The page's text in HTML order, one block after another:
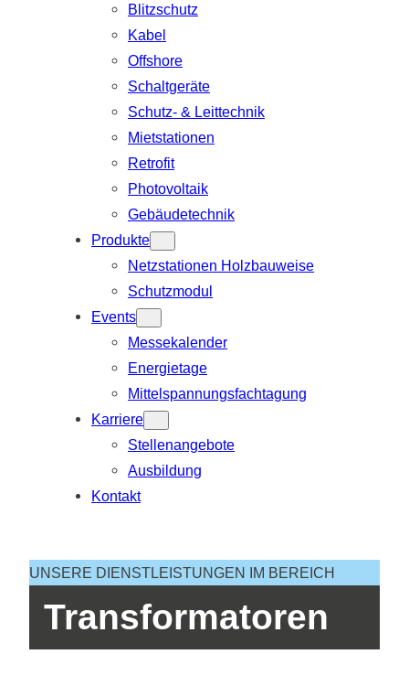
Blitzschutz
Kabel
Offshore
Schaltgeräte
Schutz- & Leittechnik
Mietstationen
Retrofit
Photovoltaik
Gebäudetechnik
Produkte
Netzstationen Holzbauweise
Schutzmodul
Events
Messekalender
Energietage
Mittelspannungsfachtagung
Karriere
Stellenangebote
Ausbildung
Kontakt
UNSERE DIENSTLEISTUNGEN IM BEREICH
Transformatoren